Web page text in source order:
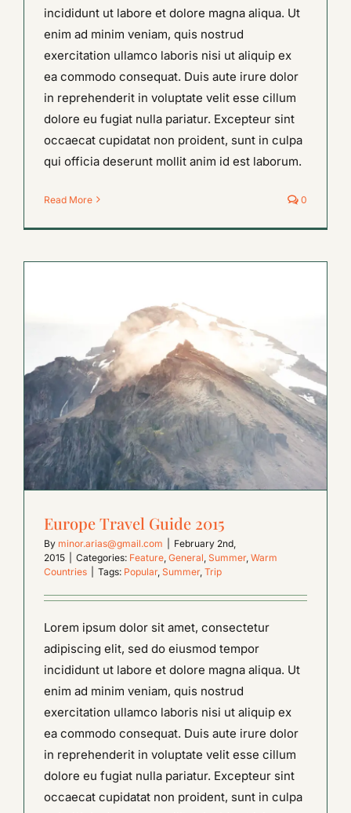
incididunt ut labore et dolore magna aliqua. Ut
enim ad minim veniam, quis nostrud
exercitation ullamco laboris nisi ut aliquip ex
ea commodo consequat. Duis aute irure dolor
in reprehenderit in voluptate velit esse cillum
dolore eu fugiat nulla pariatur. Excepteur sint
occaecat cupidatat non proident, sunt in culpa
qui officia deserunt mollit anim id est laborum.
Read More 0
Europe Travel Guide 2015
By minor.arias@gmail.com
February 2nd,
2015
Categories: Feature, General Summer, Warm
Countries
Tags: Popular, Summer, Trip
Lorem ipsum dolor sit amet, consectetur
adipiscing elit, sed do eiusmod tempor
incididunt ut labore et dolore magna aliqua. Ut
enim ad minim veniam, quis nostrud
exercitation ullamco laboris nisi ut aliquip ex
ea commodo consequat. Duis aute irure dolor
in reprehenderit in voluptate velit esse cillum
dolore eu fugiat nulla pariatur. Excepteur sint
occaecat cupidatat non proident, sunt in culpa